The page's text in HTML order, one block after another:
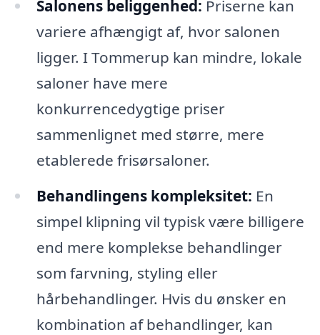
Salonens beliggenhed: Priserne kan
variere afhængigt af, hvor salonen
ligger. I Tommerup kan mindre, lokale
saloner have mere
konkurrencedygtige priser
sammenlignet med større, mere
etablerede frisørsaloner.
Behandlingens kompleksitet: En
simpel klipning vil typisk være billigere
end mere komplekse behandlinger
som farvning, styling eller
hårbehandlinger. Hvis du ønsker en
kombination af behandlinger, kan